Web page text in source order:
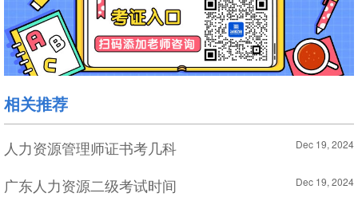
相关推荐
人力资源管理师证书考几科 Dec 19, 2024
广东人力资源二级考试时间 Dec 19, 2024